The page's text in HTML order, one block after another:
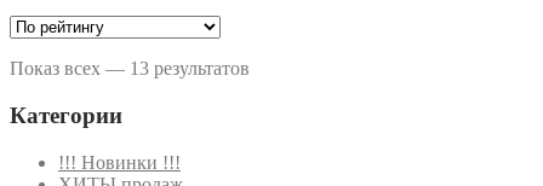
Показ всех — 13 результатов
Категории
!!! Новинки !!!